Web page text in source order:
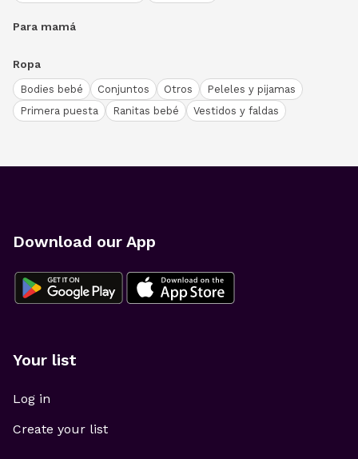
Para mamá
Ropa
Bodies bebé Conjuntos Otros
Peleles y pijamas
Primera puesta
Ranitas bebé Vestidos y faldas
Download our App
Your list
Log in
Create your list